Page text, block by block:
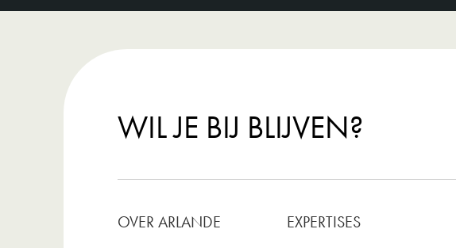
WIL JE BIJ BLIJVEN?
OVER ARLANDE EXPERTISES